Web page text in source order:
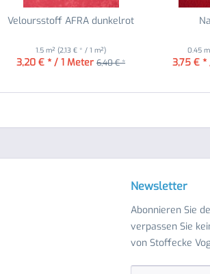
Veloursstoff AFRA dunkelrot
1.5 m²(2,13 € * / 1 m²)
3,20 € * / 1 Meter 6,40 € *
0.45
3,75 € *
Newsletter
Abonnieren Sie
verpassen Sie
von Stoffecke